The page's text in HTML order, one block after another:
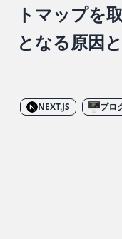
トマップを
となる原因
NEXT.JS プロ